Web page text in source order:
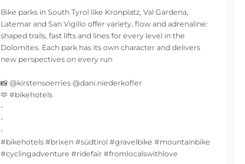
Bike parks in South Tyrol like Kronplatz, Val Gardena,
Latemar and San Vigilio offer variety, flow and adrenaline:
shaped trails, fast lifts and lines for every level in the
Dolomites. Each park has its own character and delivers
new perspectives on every run
📸 @kirstensoerries @dani.niederkofler
🫶 #bikehotels
•
•
•
#bikehotels #brixen #südtirol #gravelbike #mountainbike
#cyclingadventure #ridefair #fromlocalswithlove